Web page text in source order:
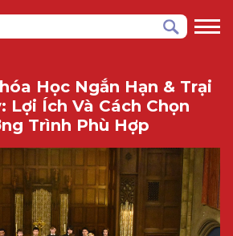
Học Ngắn Hạn & Trại
Lợi Ích Và Cách Chọn
Trình Phù Hợp